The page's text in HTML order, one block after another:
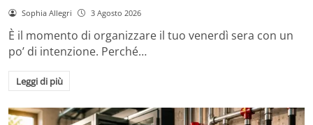
Sophia Allegri 3 Agosto 2026
È il momento di organizzare il tuo venerdì sera con un
po’ di intenzione. Perché…
Leggi di più